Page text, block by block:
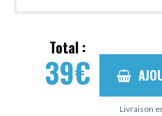
Total :
39€
Livraison